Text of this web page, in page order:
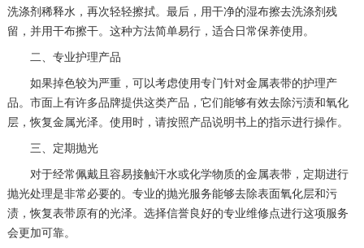
洗涤剂稀释水，再次轻轻擦拭。最后，用干净的湿布擦去洗涤剂残
留，并用干布擦干。这种方法简单易行，适合日常保养使用。
二、专业护理产品
如果掉色较为严重，可以考虑使用专门针对金属表带的护理产
品。市面上有许多品牌提供这类产品，它们能够有效去除污渍和氧化
层，恢复金属光泽。使用时，请按照产品说明书上的指示进行操作。
三、定期抛光
对于经常佩戴且容易接触汗水或化学物质的金属表带，定期进行
抛光处理是非常必要的。专业的抛光服务能够去除表面氧化层和污
渍，恢复表带原有的光泽。选择信誉良好的专业维修点进行这项服务
会更加可靠。